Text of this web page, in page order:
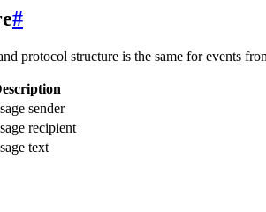
#
protocol structure is the same for events
sender
recipient
text